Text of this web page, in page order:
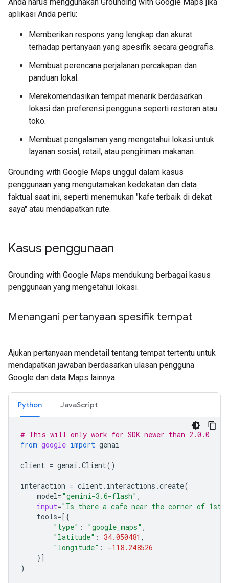
aplikasi Anda perlu:
Memberikan respons yang lengkap dan akurat
terhadap pertanyaan yang spesifik secara geografis.
Membuat perencana perjalanan percakapan dan
panduan lokal.
Merekomendasikan tempat menarik berdasarkan
lokasi dan preferensi pengguna seperti restoran atau
toko.
Membuat pengalaman yang mengetahui lokasi untuk
layanan sosial, retail, atau pengiriman makanan.
Grounding with Google Maps unggul dalam kasus
penggunaan yang mengutamakan kedekatan dan data
faktual saat ini, seperti menemukan "kafe terbaik di dekat
saya" atau mendapatkan rute.
Kasus penggunaan
Grounding with Google Maps mendukung berbagai kasus
penggunaan yang mengetahui lokasi.
Menangani pertanyaan spesifik tempat
Ajukan pertanyaan mendetail tentang tempat tertentu untuk
mendapatkan jawaban berdasarkan ulasan pengguna
Google dan data Maps lainnya.
Python JavaScript
# This will only work for SDK newer than 2.0.0
from google import genai
client = genai .Client()
interaction = client. interactions .create(
model="gemini-3.6-flash" ,
input="Is there a cafe near the corner of 1st
tools=[{
"type" : "google_maps" ,
"latitude" : 34.050481 ,
"longitude" : -118.248526
}]
)